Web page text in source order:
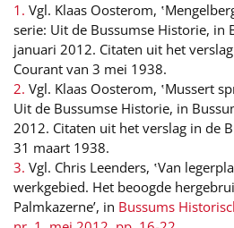
1. Vgl. Klaas Oosterom,
serie: Uit de Bussumse Historie, in
januari 2012. Citaten uit het
Courant van 3 mei 1938.
2. Vgl. Klaas Oosterom, ‛Mussert
Uit de Bussumse Historie, in
2012. Citaten uit het verslag in de
31 maart 1938.
3. Vgl. Chris Leenders, ‛Van
werkgebied. Het beoogde
Palmkazerne’, in Bussums